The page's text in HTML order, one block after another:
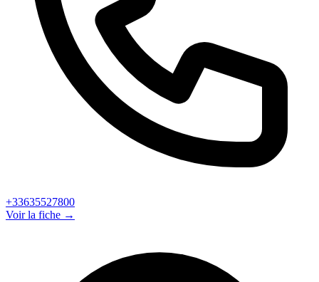
+33635527800
Voir la fiche →